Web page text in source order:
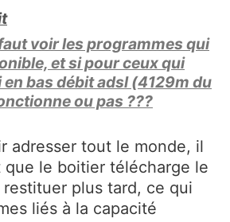
voir les programmes qui
et si pour ceux qui
bas débit adsl (4129m du
ou pas ???
adresser tout le monde, il
le boitier télécharge le
plus tard, ce qui
liés à la capacité